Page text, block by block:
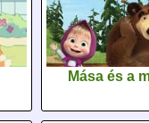
Mása és a